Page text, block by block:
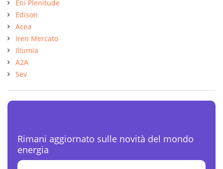
Eni Plenitude
Edison
Acea
Iren Mercato
Illumia
A2A
Sev
Rimani aggiornato sulle novità del mondo
energia